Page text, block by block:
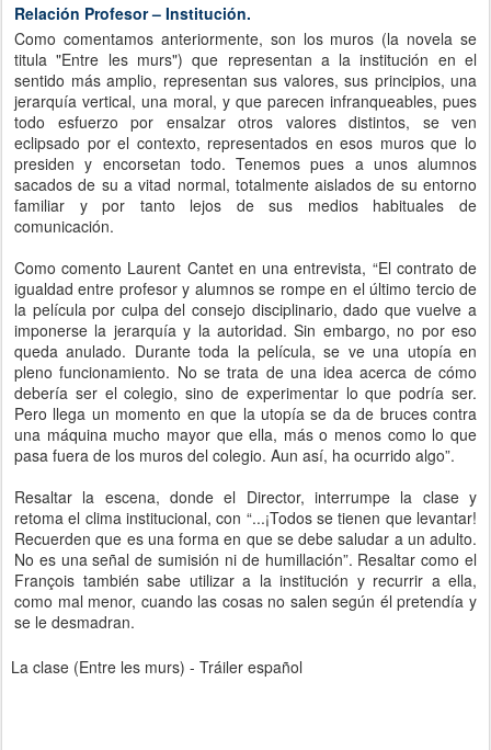
Relación Profesor – Institución.
Como comentamos anteriormente, son los muros (la novela se
titula "Entre les murs") que representan a la institución en el
sentido más amplio, representan sus valores, sus principios, una
jerarquía vertical, una moral, y que parecen infranqueables, pues
todo esfuerzo por ensalzar otros valores distintos, se ven
eclipsado por el contexto, representados en esos muros que lo
presiden y encorsetan todo. Tenemos pues a unos alumnos
sacados de su a vitad normal, totalmente aislados de su entorno
familiar y por tanto lejos de sus medios habituales de
comunicación.
Como comento Laurent Cantet en una entrevista, “El contrato de
igualdad entre profesor y alumnos se rompe en el último tercio de
la película por culpa del consejo disciplinario, dado que vuelve a
imponerse la jerarquía y la autoridad. Sin embargo, no por eso
queda anulado. Durante toda la película, se ve una utopía en
pleno funcionamiento. No se trata de una idea acerca de cómo
debería ser el colegio, sino de experimentar lo que podría ser.
Pero llega un momento en que la utopía se da de bruces contra
una máquina mucho mayor que ella, más o menos como lo que
pasa fuera de los muros del colegio. Aun así, ha ocurrido algo”.
Resaltar la escena, donde el Director, interrumpe la clase y
retoma el clima institucional, con “...¡Todos se tienen que levantar!
Recuerden que es una forma en que se debe saludar a un adulto.
No es una señal de sumisión ni de humillación”. Resaltar como el
François también sabe utilizar a la institución y recurrir a ella,
como mal menor, cuando las cosas no salen según él pretendía y
se le desmadran.
La clase (Entre les murs) - Tráiler español